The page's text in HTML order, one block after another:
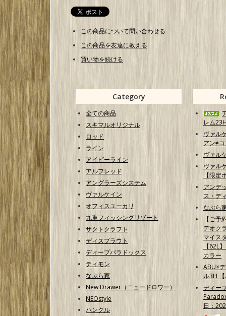
この商品について問い合わせる
この商品を友達に教える
買い物を続ける
Category
全ての商品
スキマルオリジナル
ロッド
ライン
アイビーライン
アルフレッド
アングラーズシステム
ヴァルケイン
オフィスユーカリ
九重フィッシングリゾート
ザクトクラフト
ディスプラウト
ディープパラドックス
ティモン
なぶら家
New Drawer（ニュードロワー）
NEOstyle
ハンクル
レム
ヴァル
アン≠
ヴァル
ヴァル
【限定
アンデ
ス・デ
なぶら
【ご
デオク
マイス
【62L
カラー
ABU×
ル3H
ディー
日：